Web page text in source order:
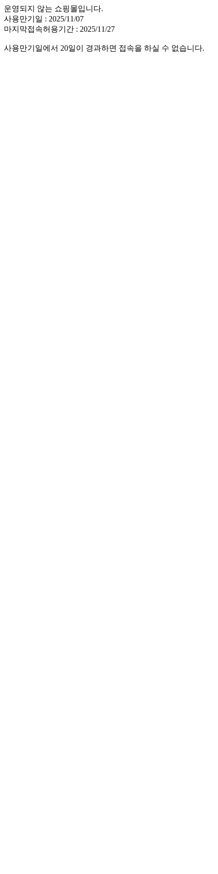
운영되지 않는 쇼핑몰입니다.
사용만기일 : 2025/11/07
마지막접속허용기간 : 2025/11/27
사용만기일에서 20일이 경과하면 접속을 하실 수 없습니다.